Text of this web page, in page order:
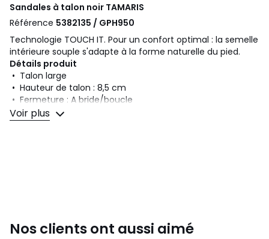
Sandales à talon noir TAMARIS
Référence 5382135 / GPH950
Technologie TOUCH IT. Pour un confort optimal : la semelle
intérieure souple s'adapte à la forme naturelle du pied.
Détails produit
• Talon large
• Hauteur de talon : 8,5 cm
• Fermeture : A bride/boucle
• Bout rond
Voir plus
Nos clients ont aussi aimé